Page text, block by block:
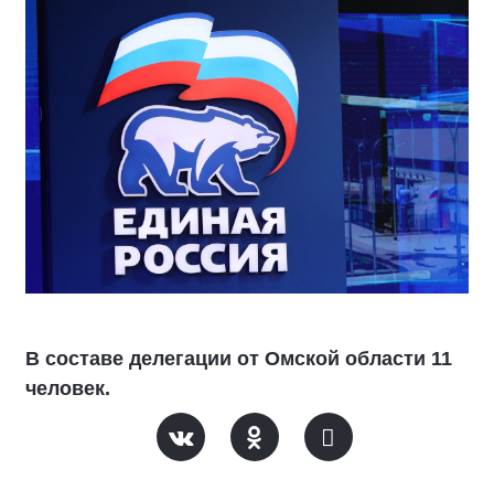
В составе делегации от Омской области 11
человек.